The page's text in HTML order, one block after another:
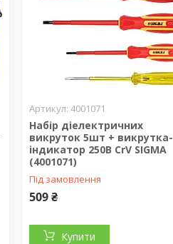
4001071
Набір діелектричних
викруток 5шт + викрутка-
індикатор 250В CrV SIGMA
(4001071)
Під замовлення
509 ₴
Купити